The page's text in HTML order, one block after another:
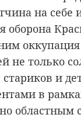
на себе
оборона
не только
и
в
даже